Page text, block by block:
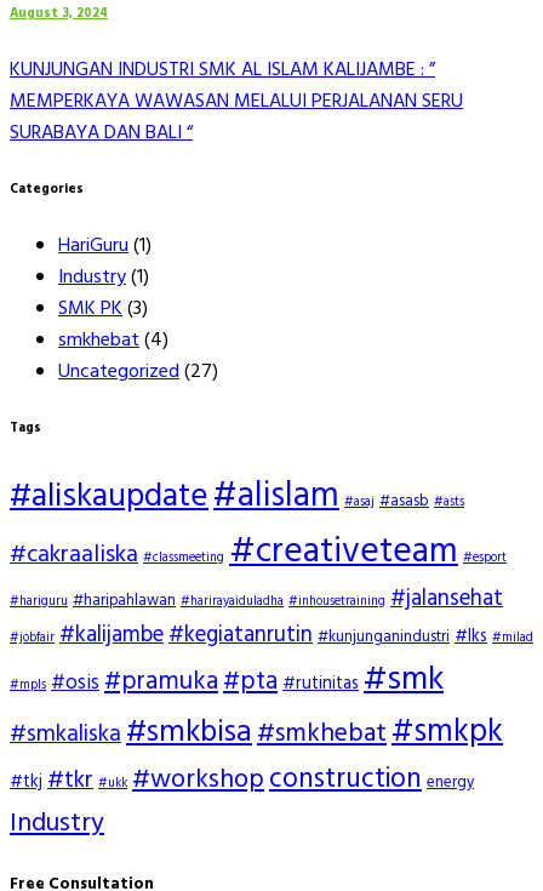
August 3, 2024
KUNJUNGAN INDUSTRI SMK AL ISLAM KALIJAMBE : ”
MEMPERKAYA WAWASAN MELALUI PERJALANAN SERU
SURABAYA DAN BALI “
Categories
HariGuru(1)
Industry(1)
SMK PK(3)
smkhebat(4)
Uncategorized(27)
Tags
#aliskaupdate#alislam #asaj #asasb #asts
#cakraaliska #classmeeting #creativeteam #esport
#hariguru #haripahlawan #harirayaiduladha #inhousetraining #jalansehat
#jobfair #kalijambe#kegiatanrutin#kunjunganindustri#lks #milad
#mpls #osis#pramuka#pta#rutinitas#smk
#smkaliska#smkbisa#smkhebat#smkpk
#tkj #tkr #ukk #workshopconstructionenergy
Industry
Free Consultation